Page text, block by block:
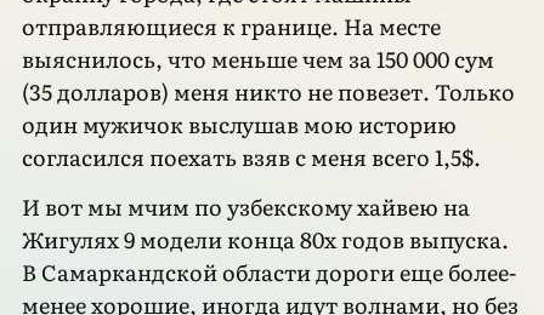
отправляющиеся к границе. На месте
выяснилось, что меньше чем за 150 000 сум
(35 долларов) меня никто не повезет. Только
один мужичок выслушав мою историю
согласился поехать взяв с меня всего 1,5$.
И вот мы мчим по узбекскому хайвею на
Жигулях 9 модели конца 80х годов выпуска.
В Самаркандской области дороги еще более-
менее хорошие, иногда идут волнами, но без